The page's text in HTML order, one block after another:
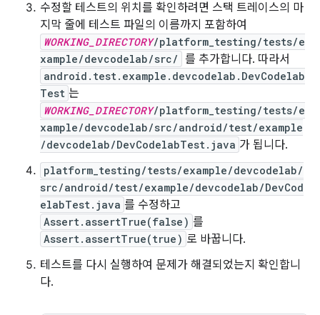
수정할 테스트의 위치를 확인하려면 스택 트레이스의 마
지막 줄에 테스트 파일의 이름까지 포함하여
WORKING_DIRECTORY/platform_testing/tests/e
xample/devcodelab/src/ 를 추가합니다. 따라서
android.test.example.devcodelab.DevCodelab
Test 는
WORKING_DIRECTORY/platform_testing/tests/e
xample/devcodelab/src/android/test/example
/devcodelab/DevCodelabTest.java 가 됩니다.
platform_testing/tests/example/devcodelab/
src/android/test/example/devcodelab/DevCod
elabTest.java 를 수정하고
Assert.assertTrue(false) 를
Assert.assertTrue(true) 로 바꿉니다.
테스트를 다시 실행하여 문제가 해결되었는지 확인합니
다.